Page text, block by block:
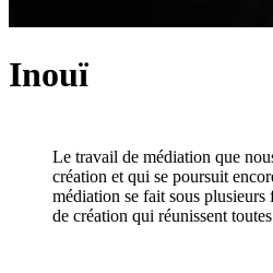
Inouï
Le travail de médiation que
création et qui se poursuit
médiation se fait sous plusieurs
de création qui réunissent